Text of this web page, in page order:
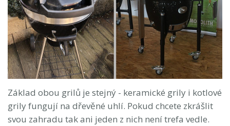
Základ obou grilů je stejný - keramické grily i kotlové
grily fungují na dřevěné uhlí. Pokud chcete zkrášlit
svou zahradu tak ani jeden z nich není trefa vedle.